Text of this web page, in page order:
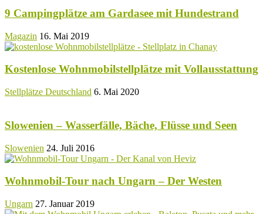
9 Campingplätze am Gardasee mit Hundestrand
Magazin 16. Mai 2019
Kostenlose Wohnmobilstellplätze mit Vollausstattung
Stellplätze Deutschland 6. Mai 2020
Slowenien – Wasserfälle, Bäche, Flüsse und Seen
Slowenien 24. Juli 2016
Wohnmobil-Tour nach Ungarn – Der Westen
Ungarn 27. Januar 2019